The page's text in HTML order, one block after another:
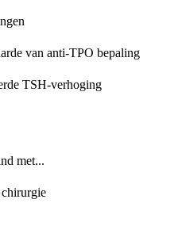
van anti-TPO bepaling
TSH-verhoging
met...